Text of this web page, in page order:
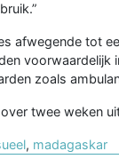
afwegende tot
voorwaardelijk
zoals
twee weken
, madagaskar